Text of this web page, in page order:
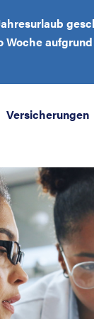
Woche
Versicherungen